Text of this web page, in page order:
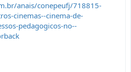
anais/conepeufj/718815-
cinemas--cinema-de-
pedagogicos-no--